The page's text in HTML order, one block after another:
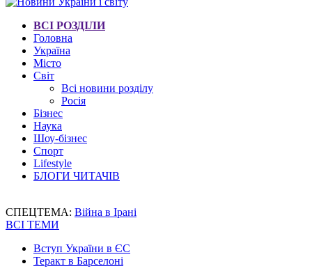
ВСІ РОЗДІЛИ
Головна
Україна
Місто
Світ
Всі новини розділу
Росія
Бізнес
Наука
Шоу-бізнес
Спорт
Lifestyle
БЛОГИ ЧИТАЧІВ
СПЕЦТЕМА: Війна в Ірані
ВСІ ТЕМИ
Вступ України в ЄС
Теракт в Барселоні